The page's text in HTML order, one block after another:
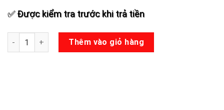
✅ Được kiểm tra trước khi trả tiền
Micro không dây JB UBBS-886 số lượng
Thêm vào giỏ hàng